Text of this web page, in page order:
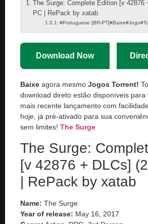
The Surge: Complete Edition [v 42876
PC | RePack by xatab
#Portuguese [BR-
Download Now
Baixe agora mesmo Jogos Torrent!
download direto estão disponíveis para
mais recente lançamento com
hoje, já pré-ativado para sua
sem limites! The Surge
The Surge:
[v 42876 + DLCs]
| RePack by xatab
Name: The Surge
Year of release: May 16, 2017